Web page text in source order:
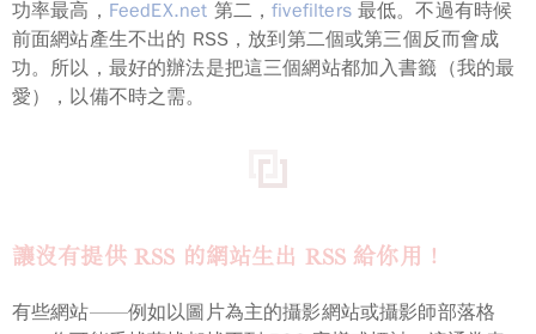
功率最高， FeedEX.net 第二，fivefilters最低。不過有時候
前面網站產生不出的 RSS，放到第二個或第三個反而會成
功。 所以，最好的辦法是把這三個網站都加入書籤（我的最
愛），以備不時之需。
讓沒有提供 RSS 的網站生出 RSS 給你用！
有些網站——例如以圖片為主的攝影網站或攝影師部落格